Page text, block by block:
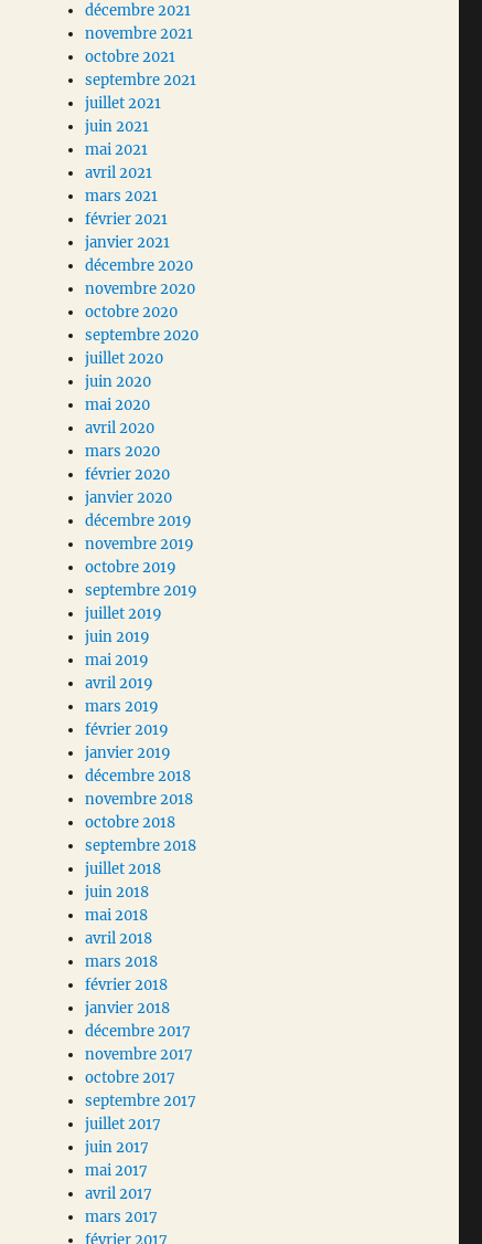
décembre 2021
novembre 2021
octobre 2021
septembre 2021
juillet 2021
juin 2021
mai 2021
avril 2021
mars 2021
février 2021
janvier 2021
décembre 2020
novembre 2020
octobre 2020
septembre 2020
juillet 2020
juin 2020
mai 2020
avril 2020
mars 2020
février 2020
janvier 2020
décembre 2019
novembre 2019
octobre 2019
septembre 2019
juillet 2019
juin 2019
mai 2019
avril 2019
mars 2019
février 2019
janvier 2019
décembre 2018
novembre 2018
octobre 2018
septembre 2018
juillet 2018
juin 2018
mai 2018
avril 2018
mars 2018
février 2018
janvier 2018
décembre 2017
novembre 2017
octobre 2017
septembre 2017
juillet 2017
juin 2017
mai 2017
avril 2017
mars 2017
février 2017